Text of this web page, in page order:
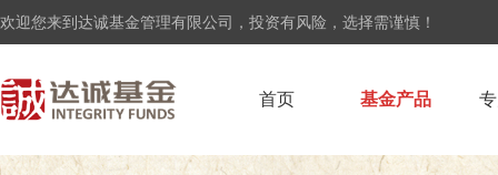
欢迎您来到达诚基金管理有限公司，投资有风险，选择需谨慎！
首页 基金产品